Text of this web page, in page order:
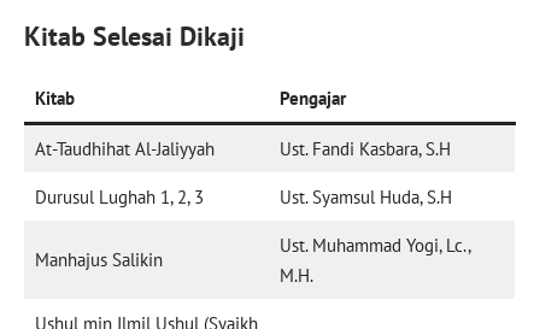
Kitab Selesai Dikaji
Kitab Pengajar
At-Taudhihat Al-Jaliyyah Ust. Fandi Kasbara, S.H
Durusul Lughah 1, 2, 3 Ust. Syamsul Huda, S.H
Manhajus Salikin
Ust. Muhammad Yogi, Lc.,
M.H.
Ushul min Ilmil Ushul (Syaikh